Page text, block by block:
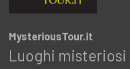
MysteriousTour.it
Luoghi